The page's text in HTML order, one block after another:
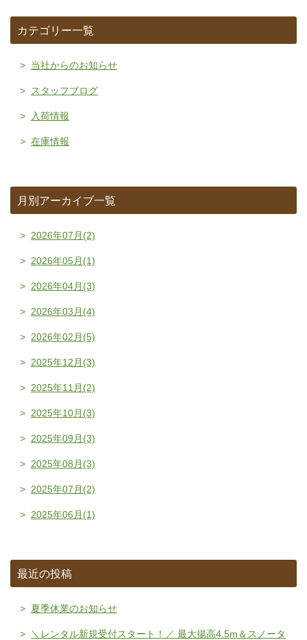
カテゴリー一覧
当社からのお知らせ
スタッフブログ
入荷情報
在庫情報
月別アーカイブ一覧
2026年07月(2)
2026年05月(1)
2026年04月(3)
2026年03月(4)
2026年02月(5)
2025年12月(3)
2025年11月(2)
2025年10月(3)
2025年09月(3)
2025年08月(3)
2025年07月(2)
2025年06月(1)
最近の投稿
夏季休業のお知らせ
＼レンタル新規受付スタート！／ 最大揚高4.5m＆スノータ